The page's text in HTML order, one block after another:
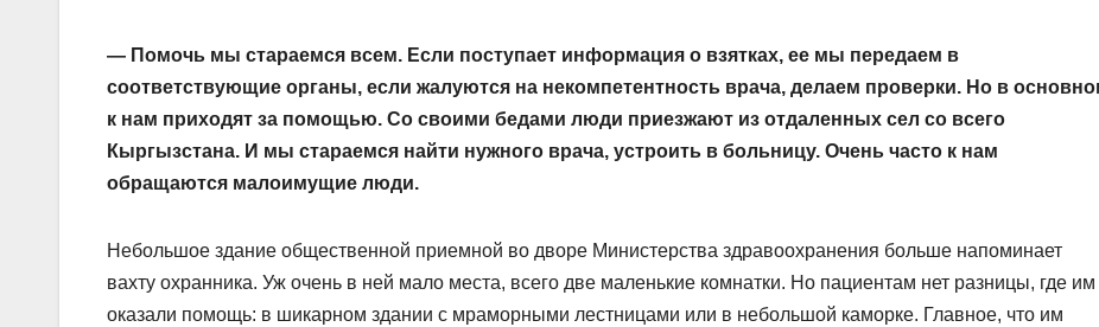
— Помочь мы стараемся всем. Если поступает информация о взятках, ее мы передаем в
соответствующие органы, если жалуются на некомпетентность врача, делаем проверки. Но в
к нам приходят за помощью. Со своими бедами люди приезжают из отдаленных сел со всего
Кыргызстана. И мы стараемся найти нужного врача, устроить в больницу. Очень часто к нам
обращаются малоимущие люди.
Небольшое здание общественной приемной во дворе Министерства здравоохранения больше напоминает
вахту охранника. Уж очень в ней мало места, всего две маленькие комнатки. Но пациентам нет разницы, где им
оказали помощь: в шикарном здании с мраморными лестницами или в небольшой каморке. Главное, что им